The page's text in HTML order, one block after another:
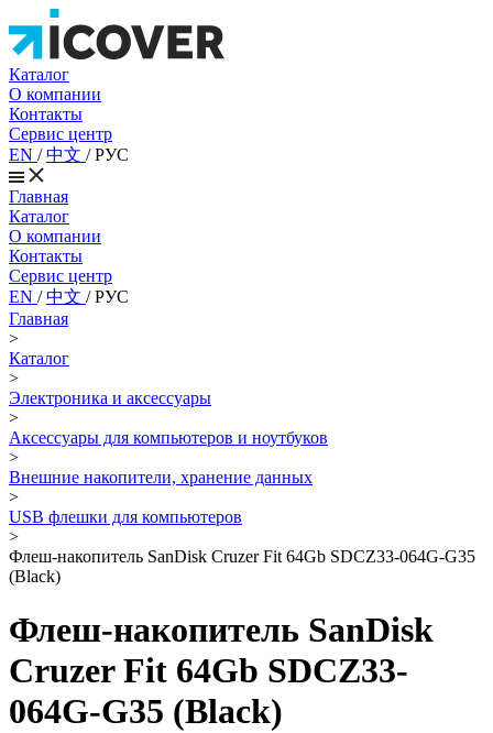
Каталог
О компании
Контакты
Сервис центр
EN /中文 /РУС
Главная
Каталог
О компании
Контакты
Сервис центр
EN /中文 /РУС
Главная
>
Каталог
>
Электроника и аксессуары
>
Аксессуары для компьютеров и ноутбуков
>
Внешние накопители, хранение данных
>
USB флешки для компьютеров
>
Флеш-накопитель SanDisk Cruzer Fit 64Gb SDCZ33-064G-G35
(Black)
Флеш-накопитель SanDisk
Cruzer Fit 64Gb SDCZ33-
064G-G35 (Black)